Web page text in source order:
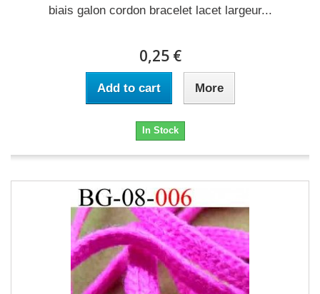
biais galon cordon bracelet lacet largeur...
0,25 €
Add to cart More
In Stock